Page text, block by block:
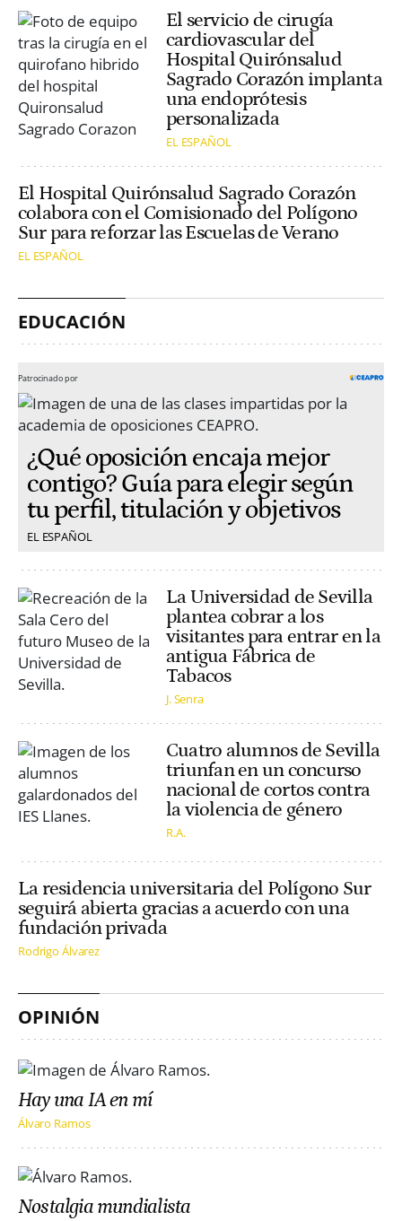
El servicio de cirugía
cardiovascular del
Hospital Quirónsalud
Sagrado Corazón implanta
una endoprótesis
personalizada
EL ESPAÑOL
El Hospital Quirónsalud Sagrado Corazón
colabora con el Comisionado del Polígono
Sur para reforzar las Escuelas de Verano
EL ESPAÑOL
EDUCACIÓN
Patrocinado por
¿Qué oposición encaja mejor
contigo? Guía para elegir según
tu perfil, titulación y objetivos
EL ESPAÑOL
La Universidad de Sevilla
plantea cobrar a los
visitantes para entrar en la
antigua Fábrica de
Tabacos
J. Senra
Cuatro alumnos de Sevilla
triunfan en un concurso
nacional de cortos contra
la violencia de género
R.A.
La residencia universitaria del Polígono Sur
seguirá abierta gracias a acuerdo con una
fundación privada
Rodrigo Álvarez
OPINIÓN
Hay una IA en mí
Álvaro Ramos
Nostalgia mundialista